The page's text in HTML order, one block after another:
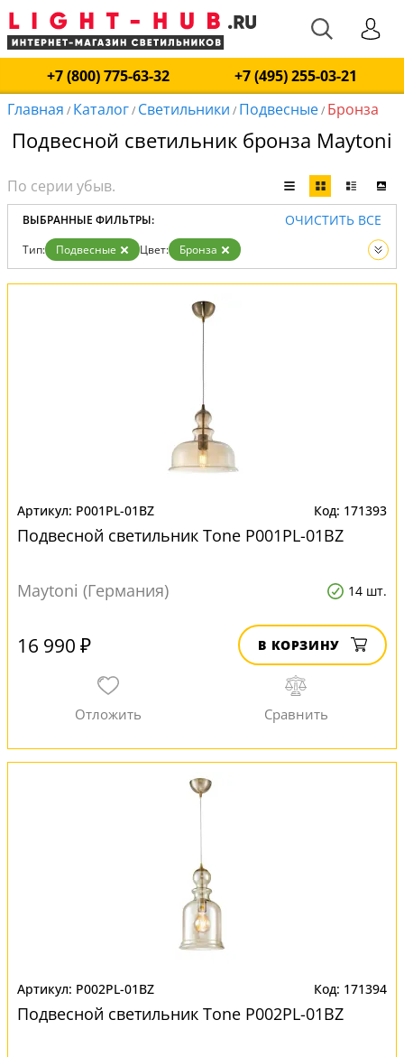
+7 (800) 775-63-32
+7 (495) 255-03-21
Главная / Каталог/ Светильники / Подвесные/ Бронза
Подвесной светильник бронза Maytoni
ВЫБРАННЫЕ ФИЛЬТРЫ: ОЧИСТИТЬ ВСЕ
Тип: Подвесные Цвет:
Бронза
Вид:
Светильники
P001PL-01BZ 171393
Подвесной светильник Tone P001PL-01BZ
Maytoni (Германия) 14 шт.
16 990 ₽ В КОРЗИНУ
P002PL-01BZ 171394
Подвесной светильник Tone P002PL-01BZ